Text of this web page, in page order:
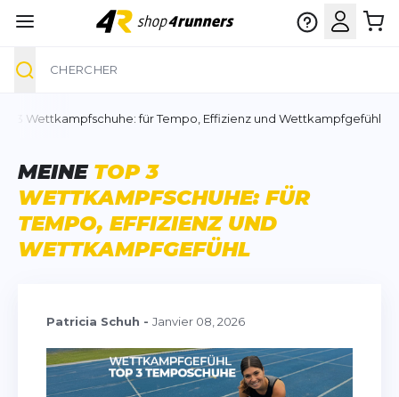
3 Wettkampfschuhe: für Tempo, Effizienz und Wettkampfgefühl
MEINE TOP 3
WETTKAMPFSCHUHE: FÜR
TEMPO, EFFIZIENZ UND
WETTKAMPFGEFÜHL
Patricia Schuh - Janvier 08, 2026